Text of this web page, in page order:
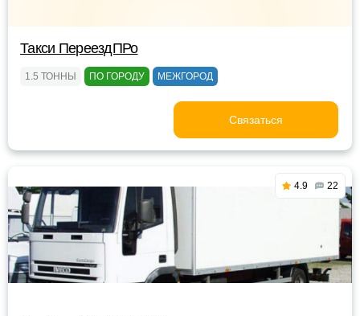
Такси ПереездПРо
1.5 ТОННЫ ПО ГОРОДУ МЕЖГОРОД
Связаться
4.9 22